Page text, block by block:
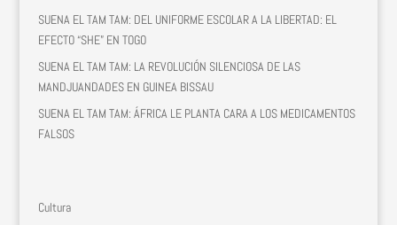
SUENA EL TAM TAM: DEL UNIFORME ESCOLAR A LA LIBERTAD: EL
EFECTO “SHE” EN TOGO
SUENA EL TAM TAM: LA REVOLUCIÓN SILENCIOSA DE LAS
MANDJUANDADES EN GUINEA BISSAU
SUENA EL TAM TAM: ÁFRICA LE PLANTA CARA A LOS MEDICAMENTOS
FALSOS
Cultura